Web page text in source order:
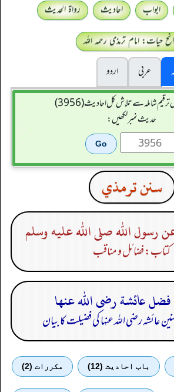
ابواب احادیث
رواۃ الحدیث
حیات: امام ترمذی رحمہ اللہ
عربی
اردو
شاملہ سے تلاش کل احادیث (3956)
حدیث نمبر لکھیں:
سنن ترمذي
رسول الله صلى الله عليه وسلم
کتاب: فضائل و مناقب
عائشہ رضی الله عنہا کی فضیلت کا بیان
باب احادیث (12) مكررات (2)